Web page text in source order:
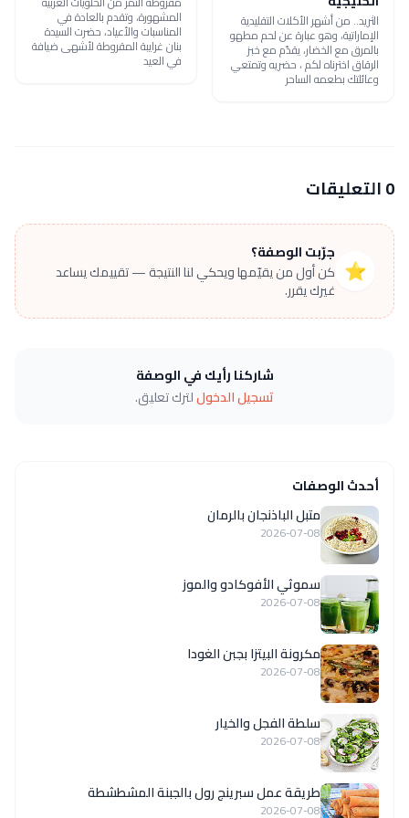
الثريد.. من أشهر الأكلات التقليدية
الإماراتية، وهو عبارة عن لحم مطهو
بالمرق مع الخضار، يقدّم مع خبز
الرقاق اخترناه لكم ، حضريه وتمتعي
وعائلتك بطعمه الساحر
المشهورة، وتقدم بالعادة في
المناسبات والأعياد، حضرت السيدة
بنان غرايبة المقروطة لأشهى ضيافة
في العيد
0 التعليقات
⭐
جرّبت الوصفة؟
كن أول من يقيّمها ويحكي لنا النتيجة — تقييمك يساعد
غيرك يقرر.
شاركنا رأيك في الوصفة
تسجيل الدخوللترك تعليق.
أحدث الوصفات
متبل الباذنجان بالرمان
2026-07-08
سموثي الأفوكادو والموز
2026-07-08
مكرونة البيتزا بجبن الغودا
2026-07-08
سلطة الفجل والخيار
2026-07-08
طريقة عمل سبرينج رول بالجبنة المشطشطة
2026-07-08